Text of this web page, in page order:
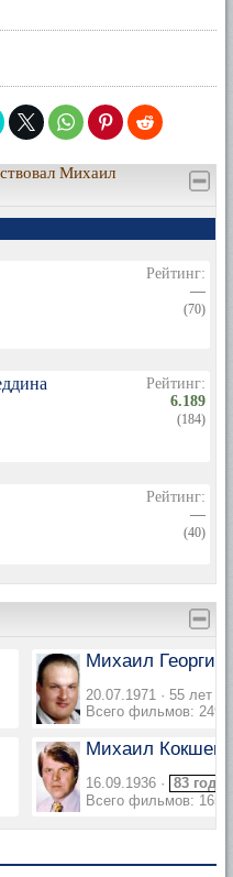
Михаил
Рейтинг:
—
(70)
Рейтинг:
6.189
(184)
Рейтинг:
—
(40)
Михаил Георгиу
20.07.1971 · 55 лет
Всего фильмов: 249
Михаил
16.09.1936 · 83 года
Всего фильмов: 165